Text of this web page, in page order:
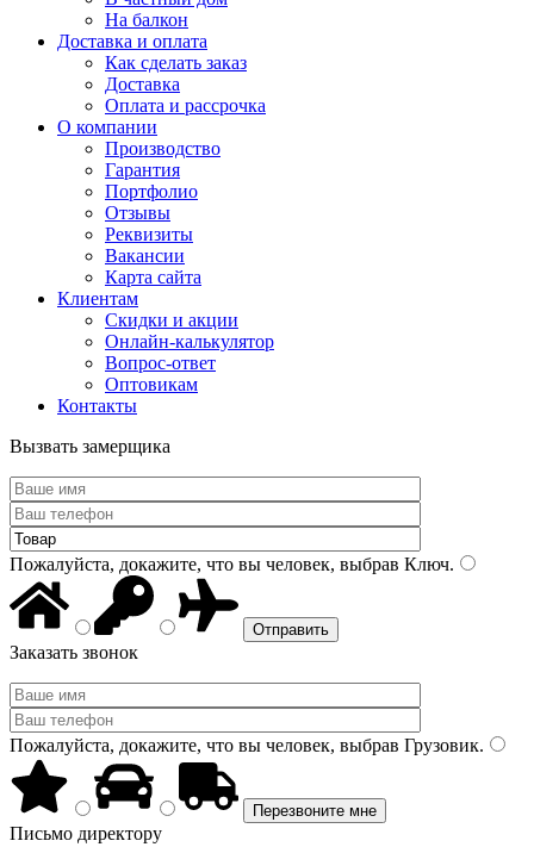
На балкон
Доставка и оплата
Как сделать заказ
Доставка
Оплата и рассрочка
О компании
Производство
Гарантия
Портфолио
Отзывы
Реквизиты
Вакансии
Карта сайта
Клиентам
Скидки и акции
Онлайн-калькулятор
Вопрос-ответ
Оптовикам
Контакты
Вызвать замерщика
Пожалуйста, докажите, что вы человек, выбрав Ключ.
Заказать звонок
Пожалуйста, докажите, что вы человек, выбрав Грузовик.
Письмо директору